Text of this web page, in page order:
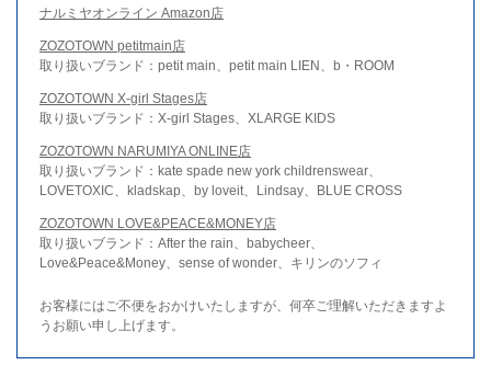
ナルミヤオンライン Amazon店
ZOZOTOWN petitmain店
取り扱いブランド：petit main、petit main LIEN、b・ROOM
ZOZOTOWN X-girl Stages店
取り扱いブランド：X-girl Stages、XLARGE KIDS
ZOZOTOWN NARUMIYA ONLINE店
取り扱いブランド：kate spade new york childrenswear、
LOVETOXIC、kladskap、by loveit、Lindsay、BLUE CROSS
ZOZOTOWN LOVE&PEACE&MONEY店
取り扱いブランド：After the rain、babycheer、
Love&Peace&Money、sense of wonder、キリンのソフィ
お客様にはご不便をおかけいたしますが、何卒ご理解いただきますよ
うお願い申し上げます。